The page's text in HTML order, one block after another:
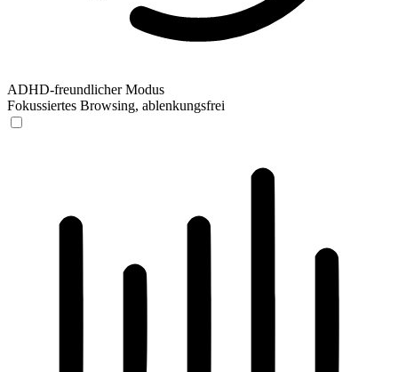
ADHD-freundlicher Modus
Fokussiertes Browsing, ablenkungsfrei